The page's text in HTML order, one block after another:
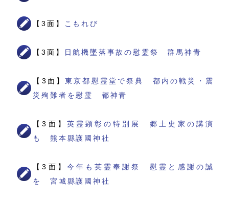
【3面】 こもれび
【3面】 日航機墜落事故の慰霊祭 群馬神青
【3面】東京都慰霊堂で祭典 都内の戦災・震
災殉難者を慰霊 都神青
【3面】 英霊顕彰の特別展 郷土史家の講演
も 熊本縣護國神社
【3面】 今年も英霊奉謝祭 慰霊と感謝の誠
を 宮城縣護國神社